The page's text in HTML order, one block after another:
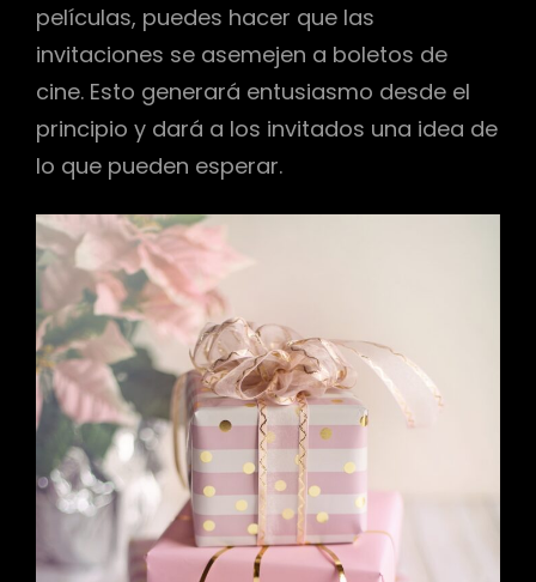
películas, puedes hacer que las
invitaciones se asemejen a boletos de
cine. Esto generará entusiasmo desde el
principio y dará a los invitados una idea de
lo que pueden esperar.